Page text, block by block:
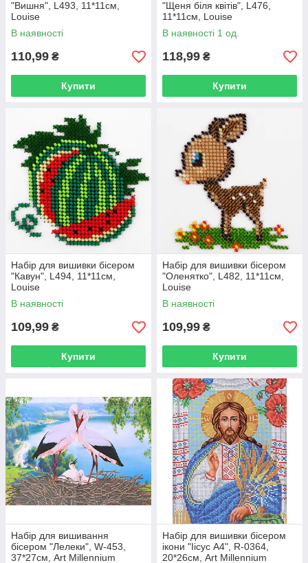
"Вишня", L493, 11*11см,
Louise
В наявності
110,99 ₴
Купити
"Щеня біля квітів", L476,
11*11см, Louise
В наявності 1 од.
118,99 ₴
Купити
Набір для вишивки бісером
"Кавун", L494, 11*11см,
Louise
В наявності
109,99 ₴
Купити
Набір для вишивки бісером
"Оленятко", L482, 11*11см,
Louise
В наявності
109,99 ₴
Купити
Набір для вишивання
бісером "Лелеки", W-453,
37*27см, Art Millennium
Набір для вишивки бісером
ікони "Іісус А4", R-0364,
20*26см, Art Millennium